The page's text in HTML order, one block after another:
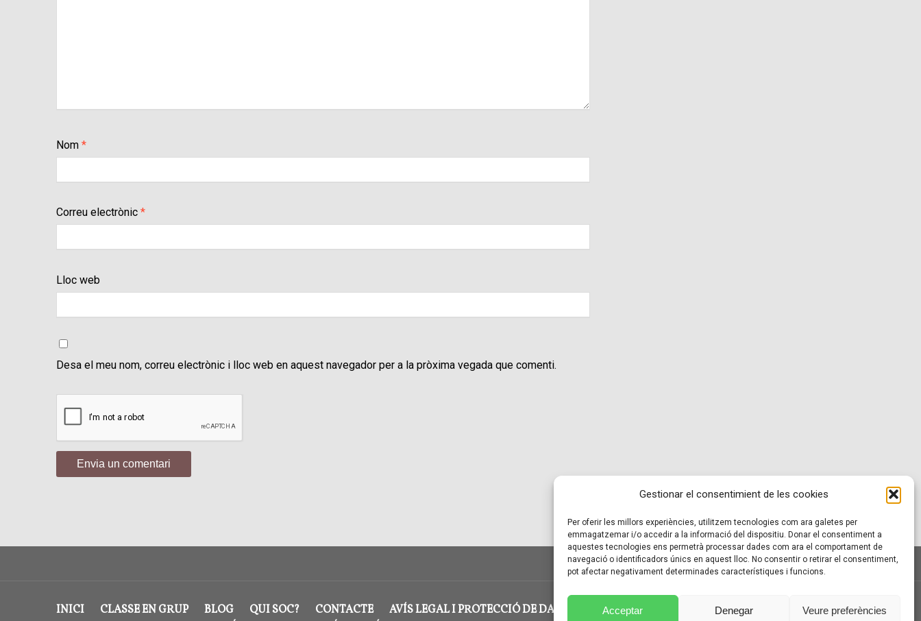
Gestionar el consentimient de les cookies
Per oferir les millors experiències, utilitzem tecnologies com ara galetes per
emmagatzemar i/o accedir a la informació del dispositiu. Donar el consentiment a
aquestes tecnologies ens permetrà processar dades com ara el comportament de
navegació o identificadors únics en aquest lloc. No consentir o retirar el consentiment,
pot afectar negativament determinades característiques i funcions.
Acceptar Denegar Veure preferències
Nom *
Correu electrònic *
Lloc web
Desa el meu nom, correu electrònic i lloc web en aquest navegador per a la pròxima vegada que comenti.
INICI CLASSE EN GRUP BLOG QUI SOC? CONTACTE AVÍS LEGAL I PROTECCIÓ DE DADES
POLÍTICA DE COOKIES (UE)